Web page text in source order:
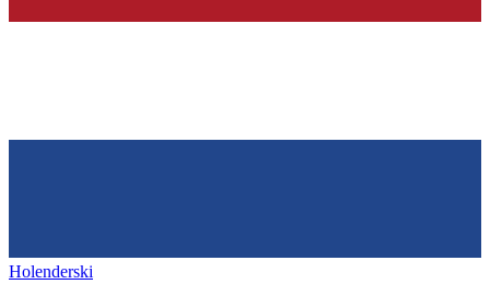
Holenderski